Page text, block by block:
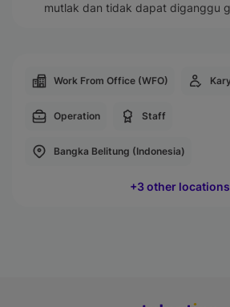
mutlak dan tidak dapat diganggu
Work From Office (WFO)
Operation Staff
Bangka Belitung (Indonesia)
+3 other locations